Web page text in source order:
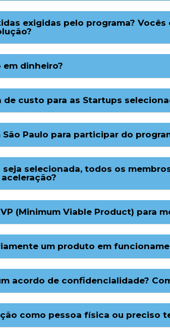
exigidas pelo programa?
dinheiro?
de custo para as Startups
Paulo para participar do
selecionada, todos os
(Minimum Viable Product) para
um produto em
acordo de confidencialidade?
como pessoa física ou preciso